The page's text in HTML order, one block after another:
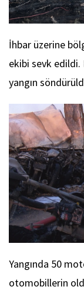
İhbar üzerine
ekibi sevk edildi.
yangın
Yangında 50
otomobillerin